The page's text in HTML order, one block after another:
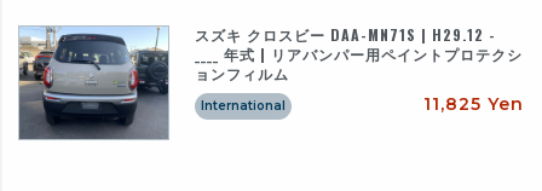
スズキ クロスビー DAA-MN71S | H29.12 -
____ 年式 | リアバンパー用ペイントプロテクシ
ョンフィルム
International 11,825 Yen